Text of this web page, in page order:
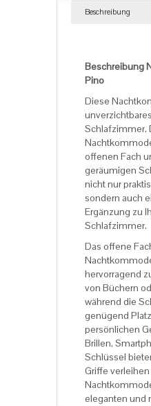
Beschreibung
Beschreibung
Pino
Diese
Schlafzimmer.
offenen Fach
geräumigen
nicht nur
sondern auch
Ergänzung zu
Schlafzimmer.
Das offene
hervorragend
von Büchern
während die
genügend
persönlichen
Brillen,
Schlüssel
Griffe
eleganten und